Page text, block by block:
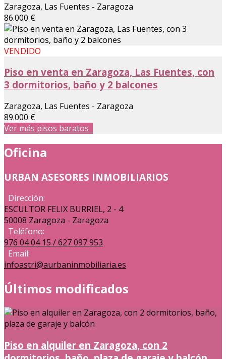
Zaragoza, Las Fuentes - Zaragoza
86.000 €
VENDIDO
Piso en venta en Zaragoza, Las Fuentes, con
3 dormitorios, baño y 2 balcones
Zaragoza, Las Fuentes - Zaragoza
89.000 €
Ver más pisos baratos
Oficina
URBAN ASESORES INMOBILIARIOS
Dirección:
ESCULTOR FELIX BURRIEL, 2 - 4
50008 Zaragoza - Zaragoza
Teléfono:
976 04 04 15 / 627 097 953
Email:
infoastri@aurbaninmobiliaria.es
Últimos modificados
Piso en alquiler en Zaragoza, con 2